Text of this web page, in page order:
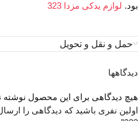
بود. لوازم یدکی مزدا 323
حمل و نقل و تحویل
دیدگاهها
هیچ دیدگاهی برای این محصول
اولین نفری باشید که دیدگاهی را